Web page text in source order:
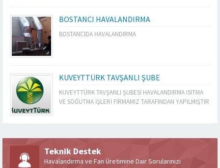
BOSTANCI HAVALANDIRMA
BOSTANCIDA HAVALANDIRMA
KUVEYTTÜRK TAVŞANLI ŞUBE
KUVEYTTÜRK TAVŞANLI ŞUBESİ HAVALANDIRMA ISITMA
VE SOĞUTMA İŞLERİ FİRMAMIZ TARAFINDAN YAPILMIŞTIR
Teknik Destek
Havalandırma ve Fan Üretimine Dair Sorularınızı